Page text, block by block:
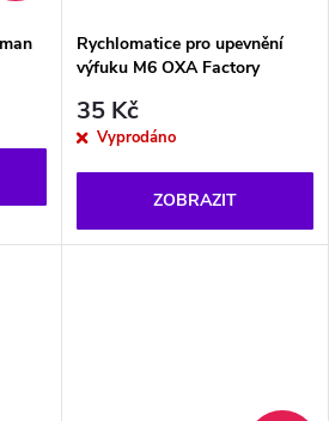
Rychlomatice pro upevnění
výfuku M6 OXA Factory
35 Kč
Vyprodáno
ZOBRAZIT